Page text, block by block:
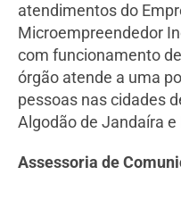
atendimentos do
Microempreendedor
com funcionamento
órgão atende a uma
pessoas nas cidades
Algodão de Jandaíra e
Assessoria de